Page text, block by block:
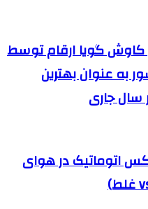
کاوش گویا ارقام توسط
به عنوان بهترین
سال جاری
اتوماتیک در هوای